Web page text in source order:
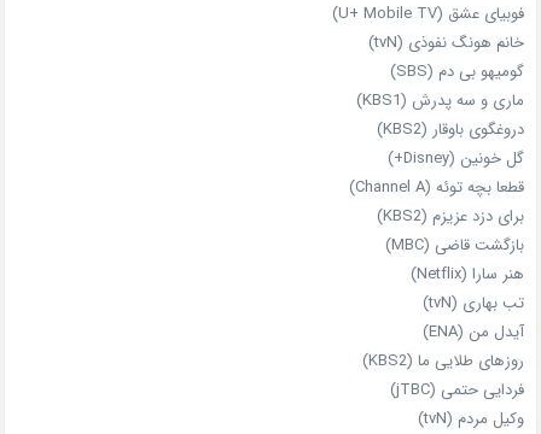
فوبیای عشق (U+ Mobile TV)
خانم هونگ نفوذی (tvN)
گومیهو بی دم (SBS)
ماری و سه پدرش (KBS1)
دروغگوی باوقار (KBS2)
گل خونین (Disney+)
قطعا بچه توئه (Channel A)
برای دزد عزیزم (KBS2)
بازگشت قاضی (MBC)
هنر سارا (Netflix)
تب بهاری (tvN)
آیدل من (ENA)
روزهای طلایی ما (KBS2)
فردایی حتمی (jTBC)
وکیل مردم (tvN)